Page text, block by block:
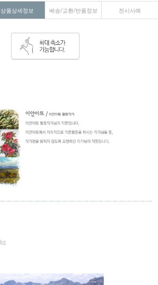
상품상세정보 배송/교환/반품정보 전시사례